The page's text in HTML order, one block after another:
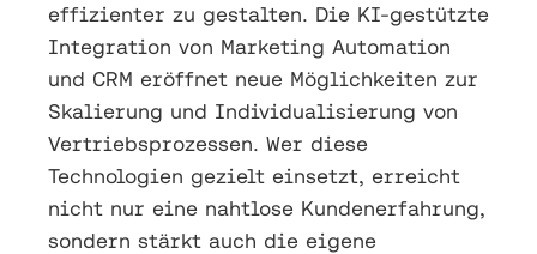
effizienter zu gestalten. Die KI-gestützte
Integration von Marketing Automation
und CRM eröffnet neue Möglichkeiten zur
Skalierung und Individualisierung von
Vertriebsprozessen. Wer diese
Technologien gezielt einsetzt, erreicht
nicht nur eine nahtlose Kundenerfahrung,
sondern stärkt auch die eigene